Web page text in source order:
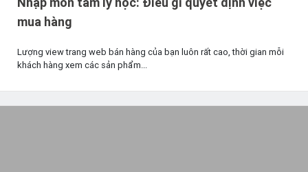
mua hàng
Lượng view trang web bán hàng của bạn luôn rất cao, thời gian mỗi
khách hàng xem các sản phẩm...